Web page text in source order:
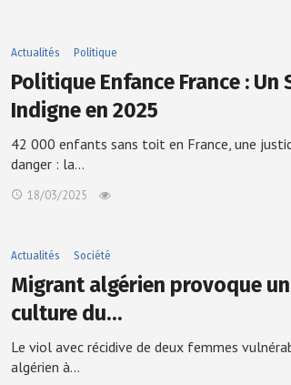
Actualités Politique
Politique Enfance France : Un
Indigne en 2025
42 000 enfants sans toit en France, une
danger : la…
18/03/2025
Actualités Société
Migrant algérien provoque
culture du…
Le viol avec récidive de deux femmes
algérien à…